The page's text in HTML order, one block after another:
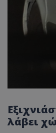
λάβει